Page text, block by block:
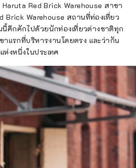
Haruta Red Brick Warehouse สาขา
Brick Warehouse สถานที่ท่องเที่ยว
คึกคักไปด้วยนักท่องเที่ยวต่างชาติทุก
าแรกที่บริหารงานโดยตรง และว่ากัน
งหนึ่งในประเทศ